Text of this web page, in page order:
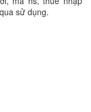
sử dụng.